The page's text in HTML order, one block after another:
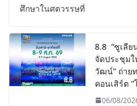
ศึกษาในศตวรรษที่
8.8 “ซูเลีย
จัดประชุมใ
วัฒน์” ถ่าย
คอนเสิร์ต
06/08/